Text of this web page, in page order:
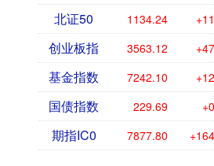
北证50 1134.24
创业板指 3563.12
基金指数 7242.10
国债指数 229.69
期指IC0 7877.80